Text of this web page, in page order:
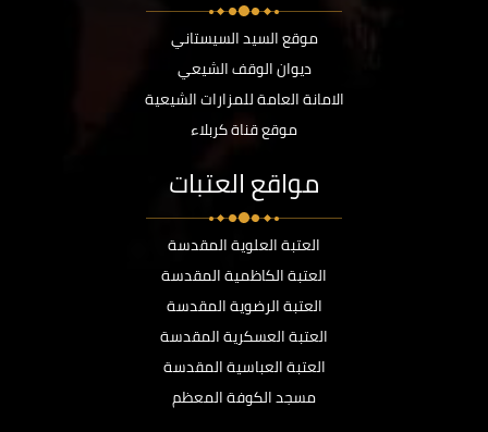
موقع السيد السيستاني
ديوان الوقف الشيعي
الامانة العامة للمزارات الشيعية
موقع قناة كربلاء
مواقع العتبات
العتبة العلوية المقدسة
العتبة الكاظمية المقدسة
العتبة الرضوية المقدسة
العتبة العسكرية المقدسة
العتبة العباسية المقدسة
مسجد الكوفة المعظم